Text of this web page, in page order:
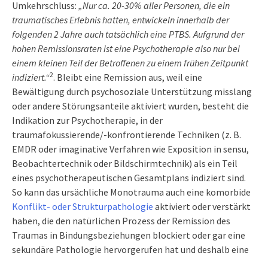
Umkehrschluss: „Nur ca. 20-30% aller Personen, die ein
traumatisches Erlebnis hatten, entwickeln innerhalb der
folgenden 2 Jahre auch tatsächlich eine PTBS. Aufgrund der
hohen Remissionsraten ist eine Psychotherapie also nur bei
einem kleinen Teil der Betroffenen zu einem frühen Zeitpunkt
indiziert.“2. Bleibt eine Remission aus, weil eine
Bewältigung durch psychosoziale Unterstützung misslang
oder andere Störungsanteile aktiviert wurden, besteht die
Indikation zur Psychotherapie, in der
traumafokussierende/-konfrontierende Techniken (z. B.
EMDR oder imaginative Verfahren wie Exposition in sensu,
Beobachtertechnik oder Bildschirmtechnik) als ein Teil
eines psychotherapeutischen Gesamtplans indiziert sind.
So kann das ursächliche Monotrauma auch eine komorbide
Konflikt- oder Strukturpathologie aktiviert oder verstärkt
haben, die den natürlichen Prozess der Remission des
Traumas in Bindungsbeziehungen blockiert oder gar eine
sekundäre Pathologie hervorgerufen hat und deshalb eine